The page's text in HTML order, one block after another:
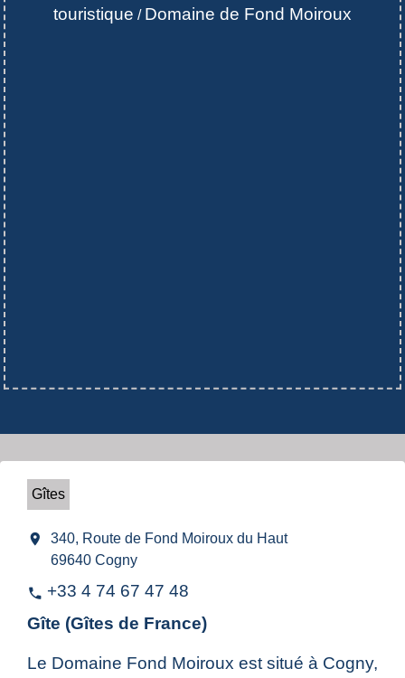
touristique / Domaine de Fond Moiroux
Gîtes
location_on
340, Route de Fond Moiroux du Haut
69640 Cogny
phone +33 4 74 67 47 48
Gîte (Gîtes de France)
Le Domaine Fond Moiroux est situé à Cogny,